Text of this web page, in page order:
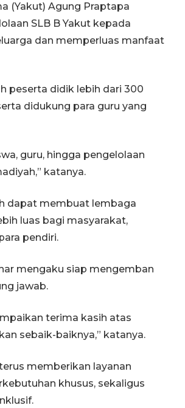
(Yakut) Agung Praptapa
SLB B Yakut kepada
dan memperluas manfaat
peserta didik lebih dari 300
didukung para guru yang
guru, hingga pengelolaan
katanya.
dapat membuat lembaga
luas bagi masyarakat,
pendiri.
mengaku siap mengemban
jawab.
terima kasih atas
sebaik-baiknya,” katanya.
memberikan layanan
khusus, sekaligus